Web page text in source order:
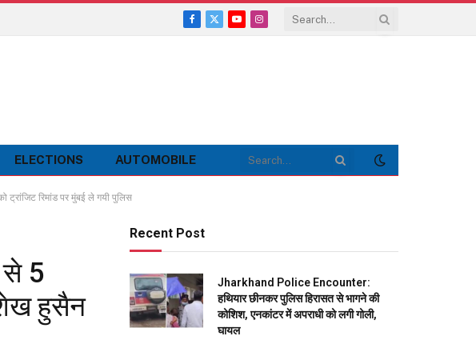
Facebook
X
YouTubeInstagram
ELECTIONS AUTOMOBILE
रिमांड पर मुंबई ले गयी पुलिस
से 5
शेख हुसैन
Recent Post
Jharkhand Police Encounter:
हथियार छीनकर पुलिस हिरासत से भागने की
कोशिश, एनकांटर में अपराधी को लगी गोली,
घायल